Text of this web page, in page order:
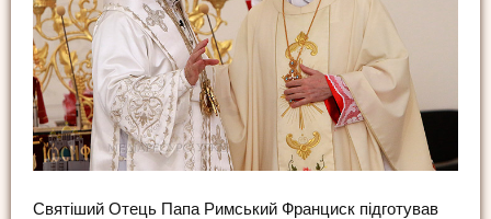
Святіший Отець Папа Римський Франциск підготував